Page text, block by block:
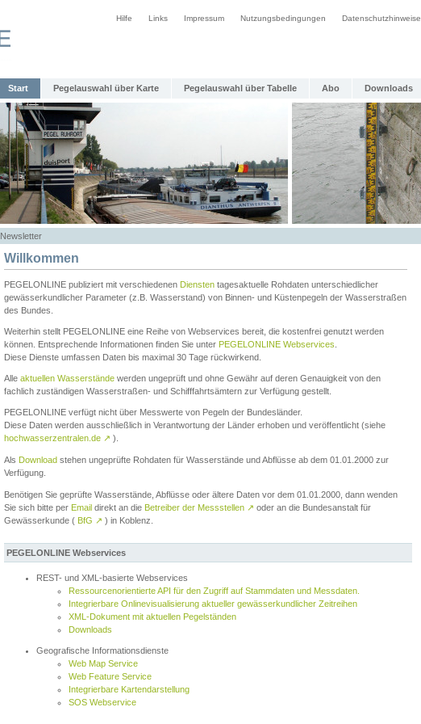
Hilfe Links Impressum Nutzungsbedingungen Datenschutzhinweise
Start Pegelauswahl über Karte Pegelauswahl über Tabelle Abo Downloads
Newsletter
Willkommen
PEGELONLINE publiziert mit verschiedenen Diensten tagesaktuelle Rohdaten unterschiedlicher
gewässerkundlicher Parameter (z.B. Wasserstand) von Binnen- und Küstenpegeln der Wasserstraßen
des Bundes.
Weiterhin stellt PEGELONLINE eine Reihe von Webservices bereit, die kostenfrei genutzt werden
können. Entsprechende Informationen finden Sie unter PEGELONLINE Webservices
Diese Dienste umfassen Daten bis maximal 30 Tage rückwirkend.
Alle aktuellen Wasserstände werden ungeprüft und ohne Gewähr auf deren Genauigkeit von den
fachlich zuständigen Wasserstraßen- und Schifffahrtsämtern zur Verfügung gestellt.
PEGELONLINE verfügt nicht über Messwerte von Pegeln der Bundesländer.
Diese Daten werden ausschließlich in Verantwortung der Länder erhoben und veröffentlicht (siehe
hochwasserzentralen.de ↗ ).
Als Download stehen ungeprüfte Rohdaten für Wasserstände und Abflüsse ab dem 01.01.2000 zur
Verfügung.
Benötigen Sie geprüfte Wasserstände, Abflüsse oder ältere Daten vor dem 01.01.2000, dann wenden
Sie sich bitte per Email direkt an die Betreiber der Messstellen ↗ oder an die Bundesanstalt für
Gewässerkunde ( BfG ↗ ) in Koblenz.
PEGELONLINE Webservices
REST- und XML-basierte Webservices
Ressourcenorientierte API für den Zugriff auf Stammdaten und Messdaten.
Integrierbare Onlinevisualisierung aktueller gewässerkundlicher Zeitreihen
XML-Dokument mit aktuellen Pegelständen
Downloads
Geografische Informationsdienste
Web Map Service
Web Feature Service
Integrierbare Kartendarstellung
SOS Webservice